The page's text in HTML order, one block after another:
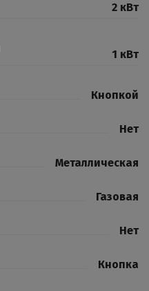
2 кВт
1 кВт
Кнопкой
Нет
Металлическая
Газовая
Нет
Кнопка